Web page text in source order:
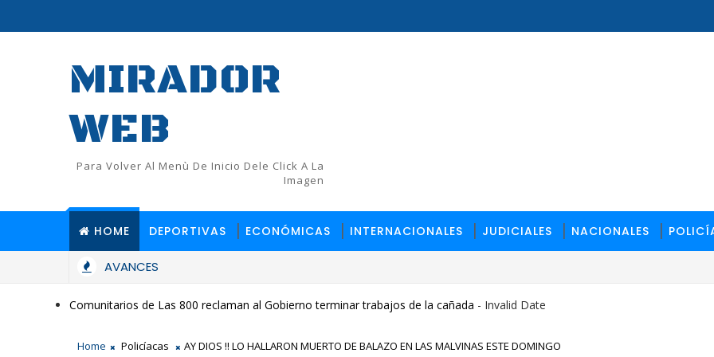
MIRADOR
WEB
Para Volver Al Menù De Inicio Dele Click A La
Imagen
HOME DEPORTIVAS ECONÓMICAS INTERNACIONALES JUDICIALES NACIONALES
AVANCES
Comunitarios de Las 800 reclaman al Gobierno terminar trabajos de la cañada - Invalid Date
Home Policíacas AY DIOS !! LO HALLARON MUERTO DE BALAZO EN LAS MALVINAS ESTE DOMINGO